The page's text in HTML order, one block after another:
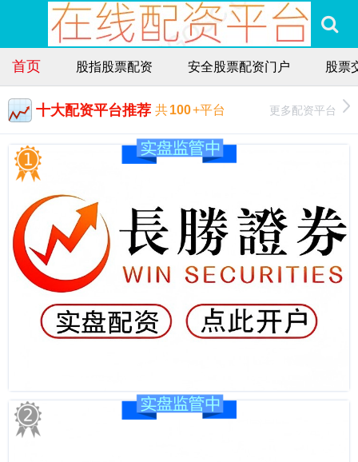
首页 股指股票配资 安全股票配资门户 股票
十大配资平台推荐 共100+平台 更多配资平台